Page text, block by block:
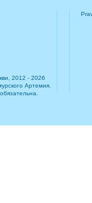
2012 - 2026
Артемия.